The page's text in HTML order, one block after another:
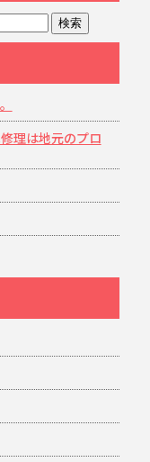
理は地元のプロ